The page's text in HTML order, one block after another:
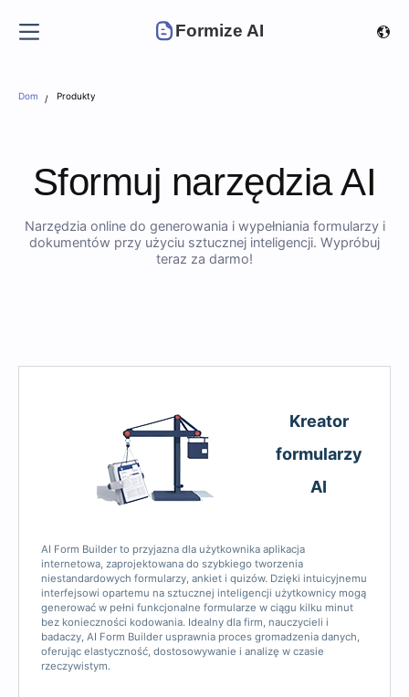
Formize AI
Dom Produkty
Sformuj narzędzia AI
Narzędzia online do generowania i wypełniania formularzy i
dokumentów przy użyciu sztucznej inteligencji. Wypróbuj
teraz za darmo!
Kreator
formularzy
AI
AI Form Builder to przyjazna dla użytkownika aplikacja
internetowa, zaprojektowana do szybkiego tworzenia
niestandardowych formularzy, ankiet i quizów. Dzięki intuicyjnemu
interfejsowi opartemu na sztucznej inteligencji użytkownicy mogą
generować w pełni funkcjonalne formularze w ciągu kilku minut
bez konieczności kodowania. Idealny dla firm, nauczycieli i
badaczy, AI Form Builder usprawnia proces gromadzenia danych,
oferując elastyczność, dostosowywanie i analizę w czasie
rzeczywistym.